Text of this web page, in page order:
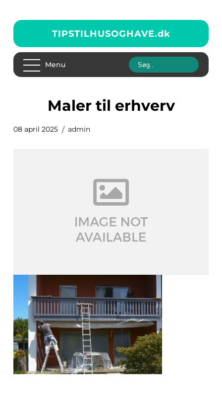
TIPSTILHUSOGHAVE.dk
Menu
Maler til erhverv
08 april 2025 admin